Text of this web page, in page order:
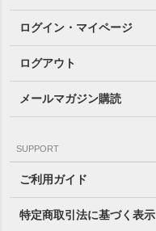
ログイン・マイページ
ログアウト
メールマガジン購読
SUPPORT
ご利用ガイド
特定商取引法に基づく表示